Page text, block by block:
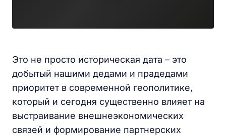
Это не просто историческая дата – это
добытый нашими дедами и прадедами
приоритет в современной геополитике,
который и сегодня существенно влияет на
выстраивание внешнеэкономических
связей и формирование партнерских